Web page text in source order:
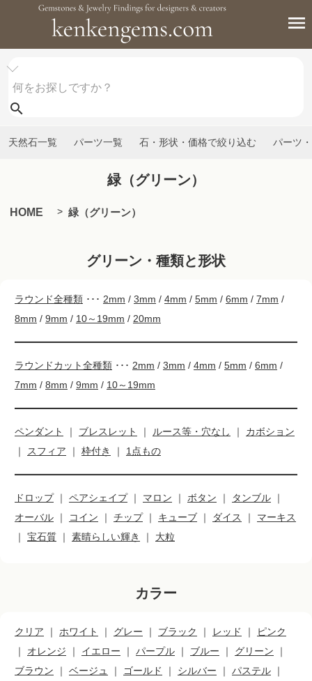
天然石一覧 パーツ一覧 石・形状・価格で絞り込む パーツ
緑（グリーン）
HOME 緑（グリーン）
グリーン・種類と形状
ラウンド全種類 ･･･ 2mm / 3mm / 4mm / 5mm / 6mm / 7mm /
8mm / 9mm / 10～19mm / 20mm
ラウンドカット全種類 ･･･ 2mm / 3mm / 4mm / 5mm / 6mm /
7mm / 8mm / 9mm / 10～19mm
ペンダント ｜ ブレスレット ｜ ルース等・穴なし ｜ カボション
｜
スフィア ｜ 枠付き ｜ 1点もの
ドロップ｜ ペアシェイプ｜ マロン ｜ ボタン ｜ タンブル ｜
オーバル ｜ コイン ｜ チップ｜ キューブ ｜ ダイス ｜ マーキス
｜ 宝石質 ｜ 素晴らしい輝き ｜ 大粒
カラー
クリア ｜ ホワイト ｜ グレー ｜ ブラック ｜ レッド ｜
ピンク
｜ オレンジ ｜ イエロー ｜ パープル ｜ ブルー ｜ グリーン ｜
ブラウン ｜ ベージュ ｜ ゴールド ｜ シルバー ｜ パステル ｜